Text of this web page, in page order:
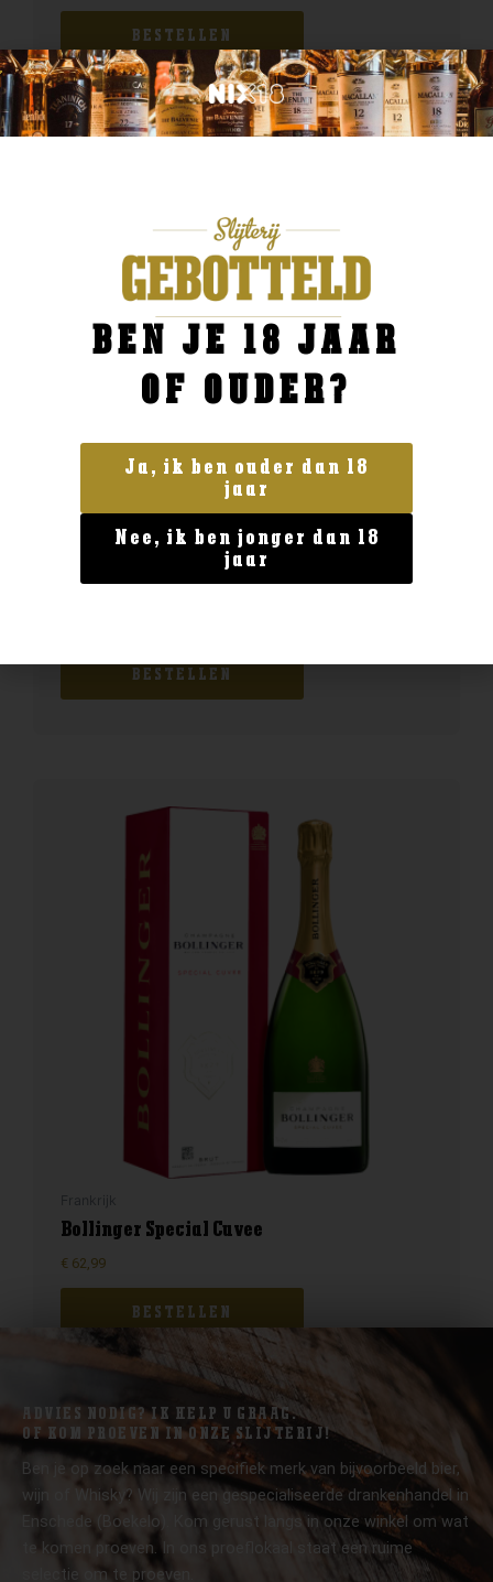
BESTELLEN
Epicuro Nero d’Avola
BESTELLEN
Bollinger Special Cuvee
€ 62,99
BESTELLEN
ADVIES NODIG? IK HELP U GRAAG.
OF KOM PROEVEN IN ONZE SLIJTERIJ!
Ben je op zoek naar een specifiek merk van bijvoorbeeld bier,
wijn of Whisky? Wij zijn een gespecialiseerde drankenhandel in
Enschede (Boekelo). Kom gerust langs in onze winkel om wat
te komen proeven. In ons proeflokaal staat een ruime
selectie om te proeven.
BEN JE 18 JAAR
OF OUDER?
Ja, ik ben ouder dan 18
jaar
Nee, ik ben jonger dan 18
jaar